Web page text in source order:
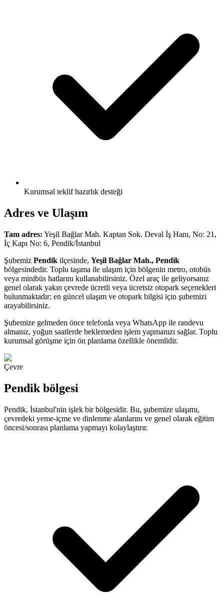
Kurumsal teklif hazırlık desteği
Adres ve Ulaşım
Tam adres: Yeşil Bağlar Mah. Kaptan Sok. Deval İş Hanı, No: 21,
İç Kapı No: 6, Pendik/İstanbul
Şubemiz Pendik ilçesinde, Yeşil Bağlar Mah., Pendik
bölgesindedir. Toplu taşıma ile ulaşım için bölgenin metro, otobüs
veya minibüs hatlarını kullanabilirsiniz. Özel araç ile geliyorsanız
genel olarak yakın çevrede ücretli veya ücretsiz otopark seçenekleri
bulunmaktadır; en güncel ulaşım ve otopark bilgisi için şubemizi
arayabilirsiniz.
Şubemize gelmeden önce telefonla veya WhatsApp ile randevu
almanız, yoğun saatlerde beklemeden işlem yapmanızı sağlar. Toplu
kurumsal görüşme için ön planlama özellikle önemlidir.
Çevre
Pendik bölgesi
Pendik, İstanbul'nin işlek bir bölgesidir. Bu, şubemize ulaşımı,
çevredeki yeme-içme ve dinlenme alanlarını ve genel olarak eğitim
öncesi/sonrası planlama yapmayı kolaylaştırır.